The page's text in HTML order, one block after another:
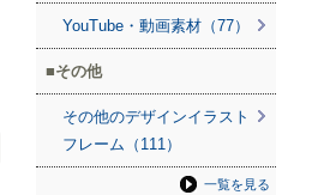
YouTube・動画素材（77）
その他
その他のデザインイラスト
フレーム（111）
一覧を見る